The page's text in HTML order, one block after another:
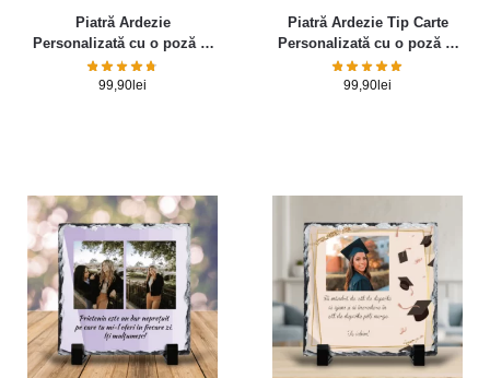
Piatră Ardezie
Personalizată cu o poză și
mesaj – Elegance
99,90 lei
Piatră Ardezie Tip Carte
Personalizată cu o poză și
mesaj
99,90 lei